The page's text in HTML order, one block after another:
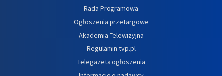
Rada Programowa
Ogłoszenia przetargowe
Akademia Telewizyjna
Regulamin tvp.pl
Telegazeta ogłoszenia